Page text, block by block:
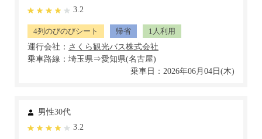
3.2
4列のびのびシート 帰省
1人利用
運行会社：
乗車路線：埼玉県⇒愛知県(名古屋)
乗車日：2026年06月04日(木)
男性30代
3.2